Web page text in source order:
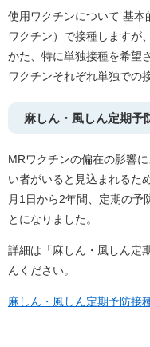
使用ワクチンについて 基
ワクチン）で接種しますが
かた、特に単独接種を希望
ワクチンそれぞれ単独での
麻しん・風しん定期予
MRワクチンの偏在の影響
い者がいると見込まれるた
月1日から2年間、定期の予
とになりました。
詳細は「麻しん・風しん定
んください。
麻しん・風しん定期予防接